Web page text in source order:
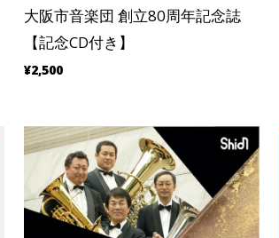
大阪市音楽団 創立80周年記念誌
【記念CD付き】
¥2,500